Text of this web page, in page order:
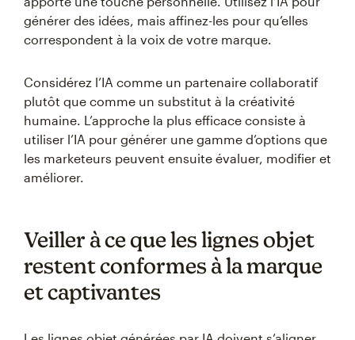
générer des idées, mais affinez-les pour qu’elles
correspondent à la voix de votre marque.
Considérez l’IA comme un partenaire collaboratif
plutôt que comme un substitut à la créativité
humaine. L’approche la plus efficace consiste à
utiliser l’IA pour générer une gamme d’options que
les marketeurs peuvent ensuite évaluer, modifier et
améliorer.
Veiller à ce que les lignes objet
restent conformes à la marque
et captivantes